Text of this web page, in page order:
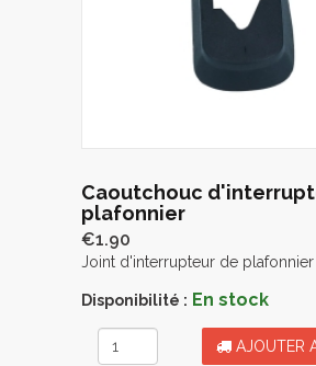
Caoutchouc
plafonnier
€1.90
Joint d'interrupteur de plafonnier
Disponibilité : En stock
AJOUTER